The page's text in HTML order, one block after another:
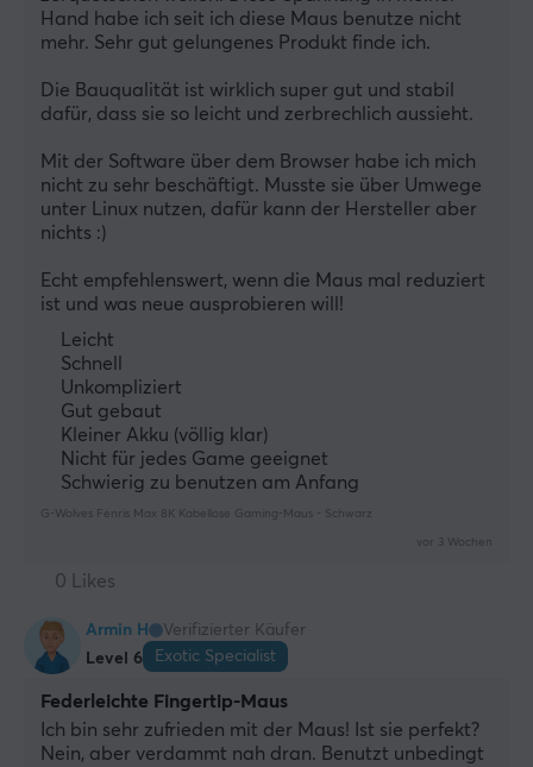
Hand habe ich seit ich diese Maus benutze nicht
mehr. Sehr gut gelungenes Produkt finde ich.
Die Bauqualität ist wirklich super gut und stabil
dafür, dass sie so leicht und zerbrechlich aussieht.
Mit der Software über dem Browser habe ich mich
nicht zu sehr beschäftigt. Musste sie über Umwege
unter Linux nutzen, dafür kann der Hersteller aber
nichts :)
Echt empfehlenswert, wenn die Maus mal reduziert
ist und was neue ausprobieren will!
Leicht
Schnell
Unkompliziert
Gut gebaut
Kleiner Akku (völlig klar)
Nicht für jedes Game geeignet
Schwierig zu benutzen am Anfang
G-Wolves Fenris Max 8K Kabellose Gaming-Maus - Schwarz
vor 3 Wochen
0 Likes
Armin H
Verifizierter Käufer
Level 6
Exotic Specialist
Federleichte Fingertip-Maus
Ich bin sehr zufrieden mit der Maus! Ist sie perfekt?
Nein, aber verdammt nah dran. Benutzt unbedingt